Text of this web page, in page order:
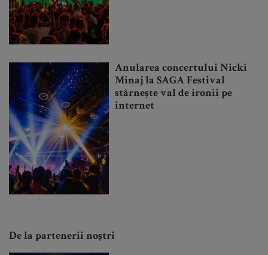
Anularea concertului Nicki
Minaj la SAGA Festival
stârnește val de ironii pe
internet
De la partenerii noștri